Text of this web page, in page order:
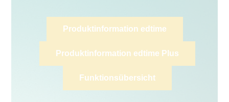
Produktinformation edtime
Produktinformation edtime Plus
Funktionsübersicht